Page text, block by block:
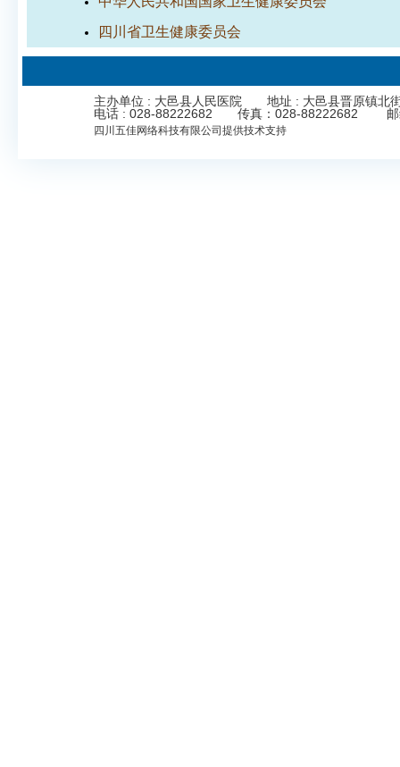
四川省卫生健康委员会
主办单位 : 大邑县人民医院 地址 : 大邑县晋原镇北
电话 : 028-88222682 传真：028-88222682
四川五佳网络科技有限公司 提供技术支持